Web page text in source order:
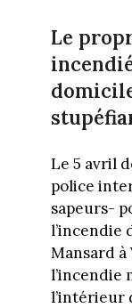
Le
Le 5 avril
police
sapeurs-
l’incendie
Mansard
l’incendie
l’intérieur